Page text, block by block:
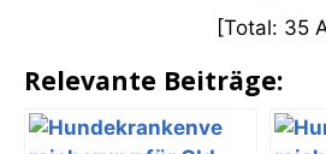
[Total: 35
Relevante Beiträge: